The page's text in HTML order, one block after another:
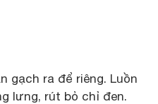
gạch ra để riêng. Luồn
lưng, rút bỏ chỉ đen.